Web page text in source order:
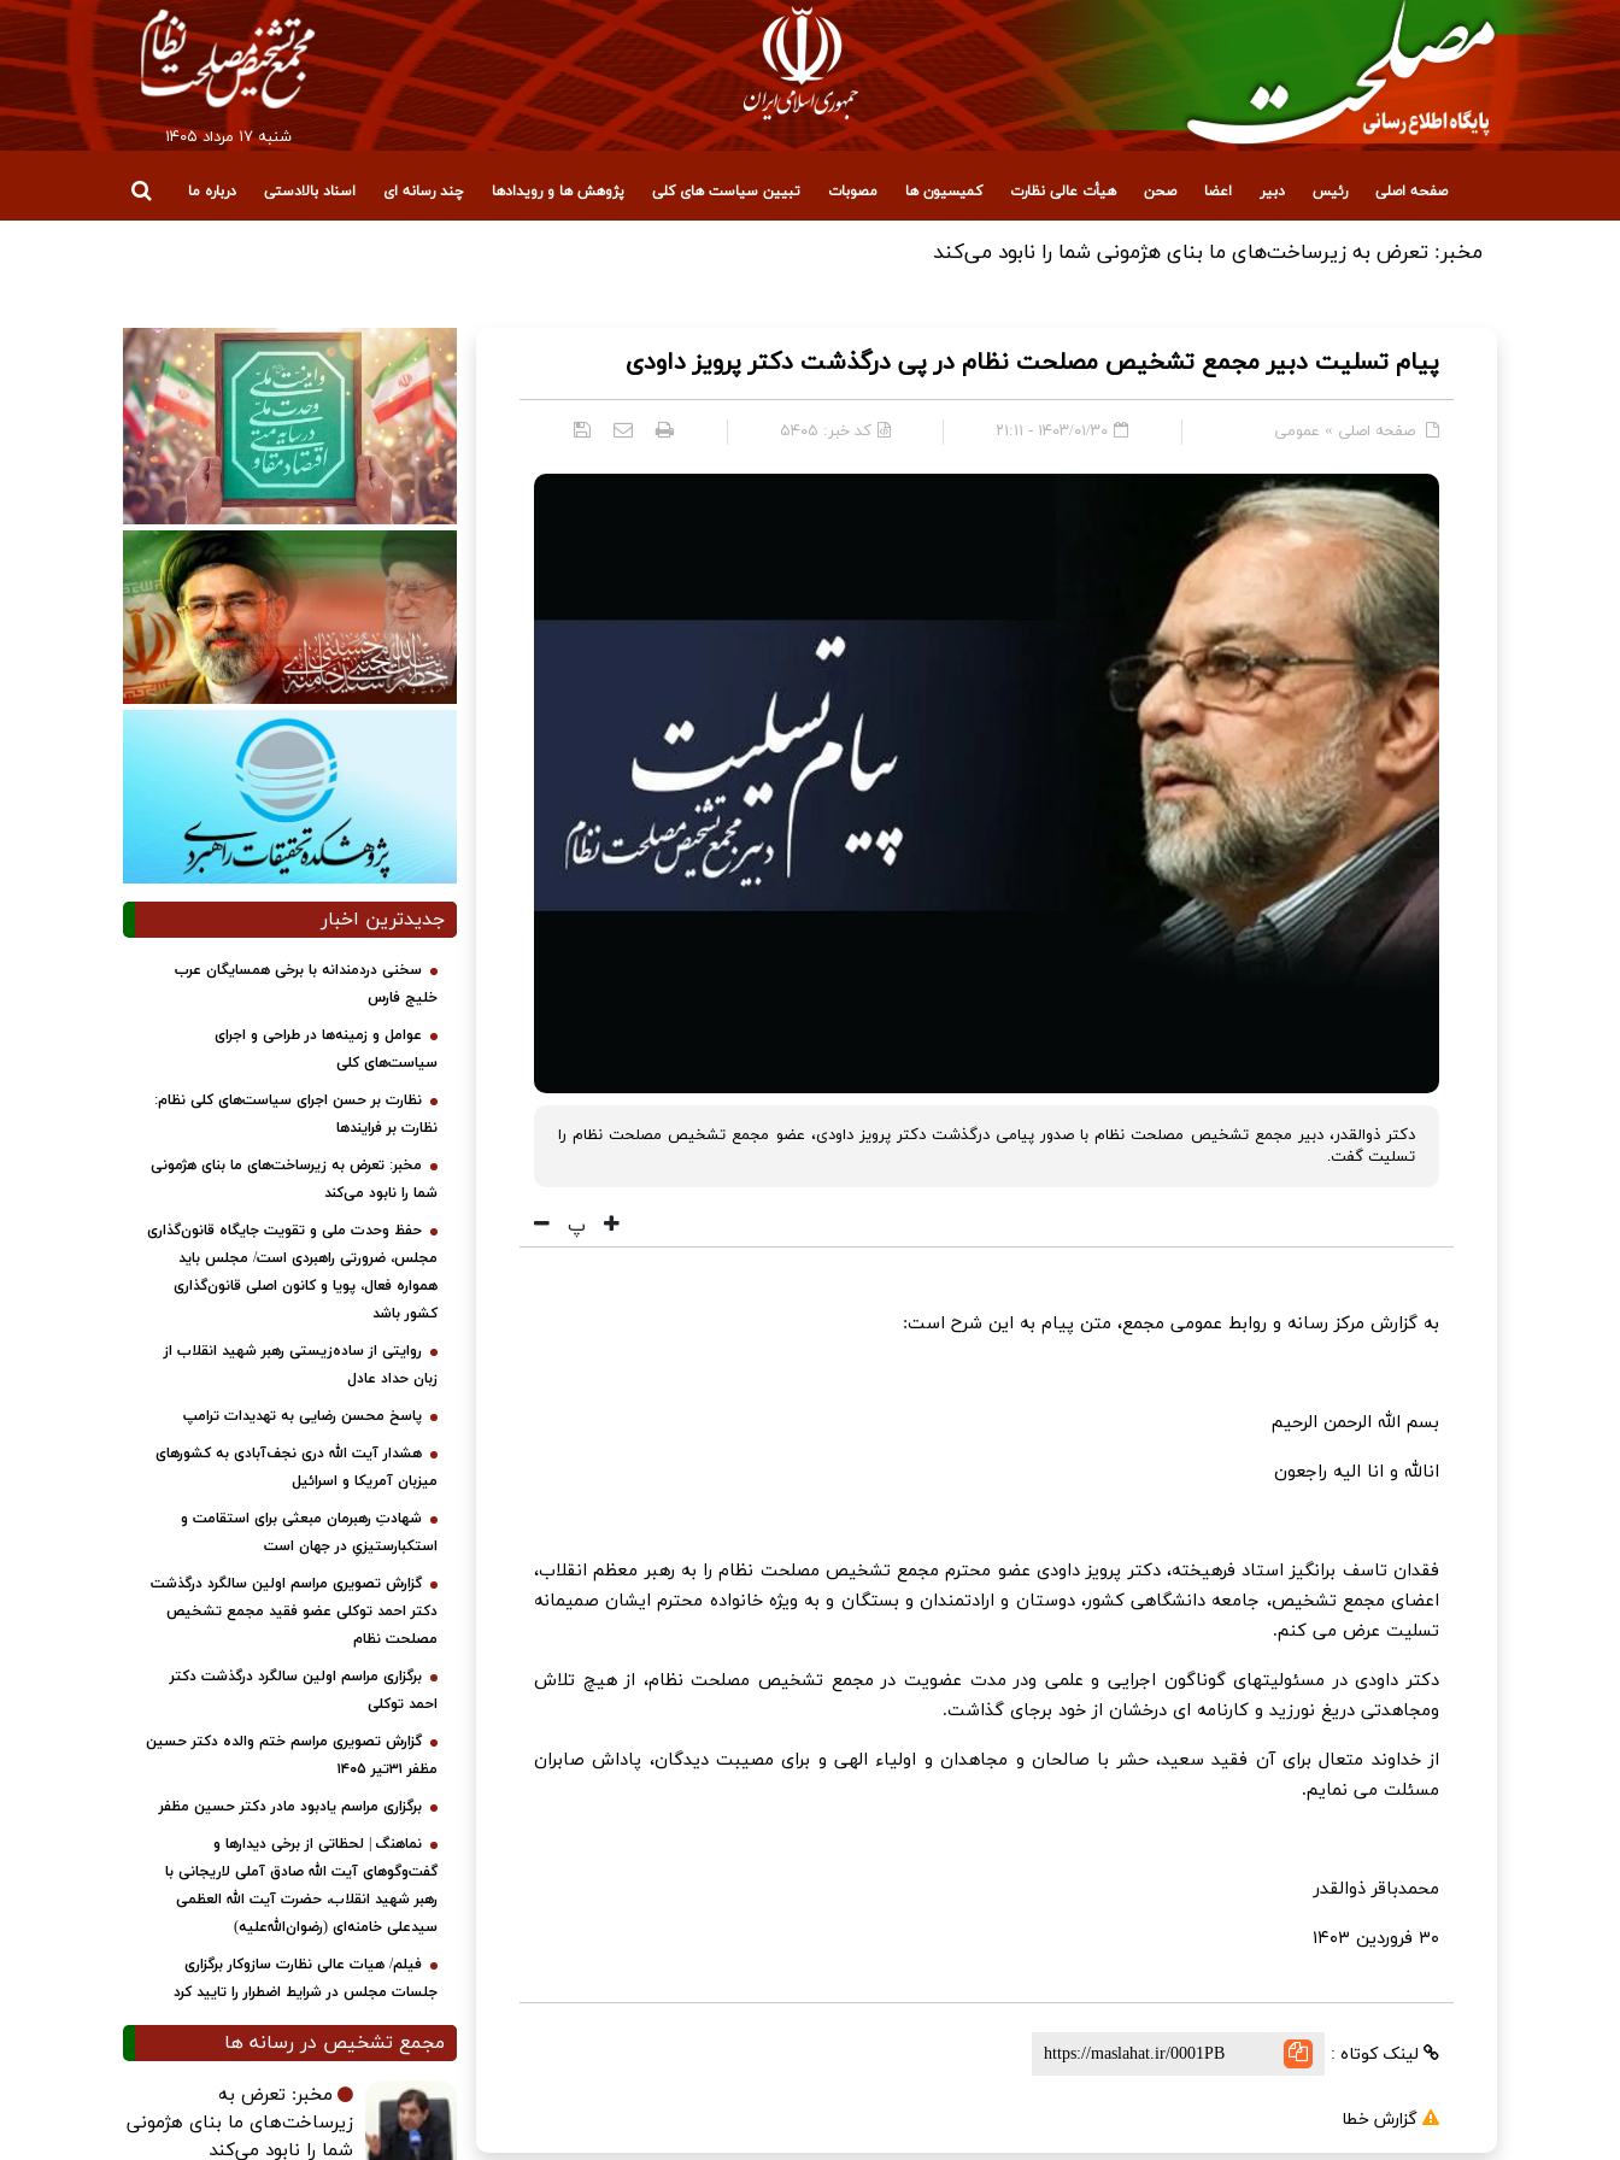
شنبه ۱۷ مرداد ۱۴۰۵
صفحه اصلی رئیس دبیر اعضا صحن هیأت عالی نظارت کمیسیون ها مصوبات تبیین سیاست های کلی پژوهش ها و رویدادها چند رسانه ای اسناد بالادستی درباره ما
انتصاب معاون جدید اداری، مالی و پشتیبانی مجمع تشخیص مصلحت نظام
پیام تسلیت دبیر مجمع تشخیص مصلحت نظام در پی درگذشت دکتر پرویز داودی
صفحه اصلی » عمومی ۱۴۰۳/۰۱/۳۰ - ۲۱:۱۱ کد خبر: ۵۴۰۵
دکتر ذوالقدر، دبیر مجمع تشخیص مصلحت نظام با صدور پیامی درگذشت دکتر پرویز داودی، عضو مجمع تشخیص مصلحت نظام را
تسلیت گفت.
پ
به گزارش مرکز رسانه و روابط عمومی مجمع، متن پیام به این شرح است:
بسم الله الرحمن الرحیم
انالله و انا الیه راجعون
فقدان تاسف برانگیز استاد فرهیخته، دکتر پرویز داودی عضو محترم مجمع تشخیص مصلحت نظام را به رهبر معظم انقلاب،
اعضای مجمع تشخیص، جامعه دانشگاهی کشور، دوستان و ارادتمندان و بستگان و به ویژه خانواده محترم ایشان صمیمانه
تسلیت عرض می کنم.
دکتر داودی در مسئولیتهای گوناگون اجرایی و علمی ودر مدت عضویت در مجمع تشخیص مصلحت نظام، از هیچ تلاش
ومجاهدتی دریغ نورزید و کارنامه ای درخشان از خود برجای گذاشت.
از خداوند متعال برای آن فقید سعید، حشر با صالحان و مجاهدان و اولیاء الهی و برای مصیبت دیدگان، پاداش صابران
مسئلت می نمایم.
محمدباقر ذوالقدر
۳۰ فروردین ۱۴۰۳
لینک کوتاه :
گزارش خطا
جدیدترین اخبار
سخنی دردمندانه با برخی همسایگان عرب
خلیج فارس
عوامل و زمینه‌ها در طراحی و اجرای
سیاست‌های کلی
نظارت بر حسن اجرای سیاست‌های کلی نظام:
نظارت بر فرایندها
مخبر: تعرض به زیرساخت‌های ما بنای هژمونی
شما را نابود می‌کند
حفظ وحدت ملی و تقویت جایگاه قانون‌گذاری
مجلس، ضرورتی راهبردی است/ مجلس باید
همواره فعال، پویا و کانون اصلی قانون‌گذاری
کشور باشد
روایتی از ساده‌زیستی رهبر شهید انقلاب از
زبان حداد عادل
پاسخ محسن رضایی به تهدیدات ترامپ
هشدار آیت الله دری نجف‌آبادی به کشورهای
میزبان آمریکا و اسرائیل
شهادتِ رهبرمان مبعثی برای استقامت و
استکبارستیزیِ در جهان است
گزارش تصویری مراسم اولین سالگرد درگذشت
دکتر احمد توکلی عضو فقید مجمع تشخیص
مصلحت نظام
برگزاری مراسم اولین سالگرد درگذشت دکتر
احمد توکلی
گزارش تصویری مراسم ختم والده دکتر حسین
مظفر ۳۱تیر ۱۴۰۵
برگزاری مراسم یادبود مادر دکتر حسین مظفر
نماهنگ | لحظاتی از برخی دیدارها و
گفت‌وگوهای آیت ‌الله صادق آملی لاریجانی با
رهبر شهید انقلاب، حضرت آیت‌ الله العظمی
سیدعلی خامنه‌ای (رضوان‌الله‌علیه)
فیلم/ هیات عالی نظارت سازوکار برگزاری
جلسات مجلس در شرایط اضطرار را تایید کرد
مجمع تشخیص در رسانه ها
مخبر: تعرض به
زیرساخت‌های ما بنای هژمونی
شما را نابود می‌کند